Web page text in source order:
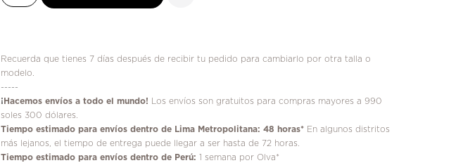
Recuerda que tienes 7 días después de recibir tu pedido para cambiarlo por otra talla o
modelo.
-----
¡ Hacemos envíos a todo el mundo! Los envíos son gratuitos para compras mayores a 990
soles 300 dólares.
Tiempo estimado para envíos dentro de Lima Metropolitana: 48 horas* En algunos distritos
más lejanos, el tiempo de entrega puede llegar a ser hasta de 72 horas.
Tiempo estimado para envíos dentro de Perú: 1 semana por Olva*